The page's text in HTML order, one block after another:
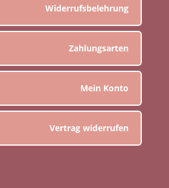
Widerrufsbelehrung
Zahlungsarten
Mein Konto
Vertrag widerrufen